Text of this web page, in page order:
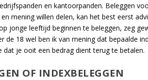
en kantoorpanden. Beleggen
mening willen delen, kan het best eerst
jonge leeftijd beginnen te beleggen, zeg
de 18 wel ben ik van mening dat bepaalde
dat je ooit een bedrag dient terug te betalen.
OF INDEXBELEGGEN